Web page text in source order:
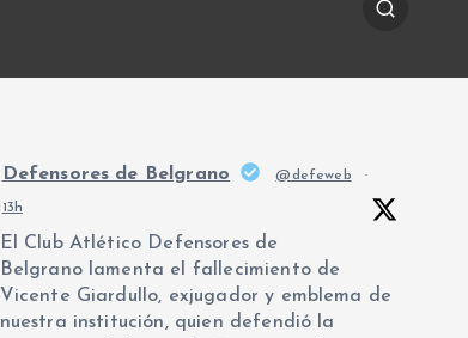
Defensores de Belgrano @defeweb ·
13h
El Club Atlético Defensores de
Belgrano lamenta el fallecimiento de
Vicente Giardullo, exjugador y emblema de
nuestra institución, quien defendió la